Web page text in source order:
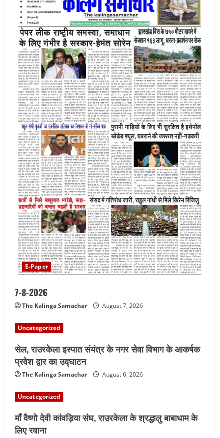
E-Paper
7-8-2026
The Kalinga Samachar August 7, 2026
Uncategorized
सेल, राउरकेला इस्पात संयंत्र के नगर सेवा विभाग के आकर्षक
प्रवेश द्वार का उद्घाटन
The Kalinga Samachar August 6, 2026
Uncategorized
माँ वैष्णो देवी कांवड़िया संघ, राउरकेला के श्रद्धालु बाबाधाम के
लिए रवाना